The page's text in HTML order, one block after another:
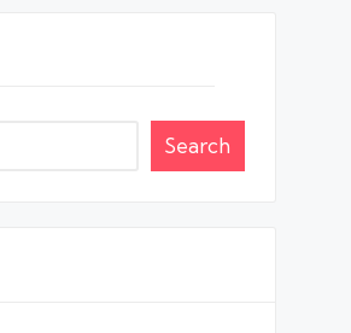
Search